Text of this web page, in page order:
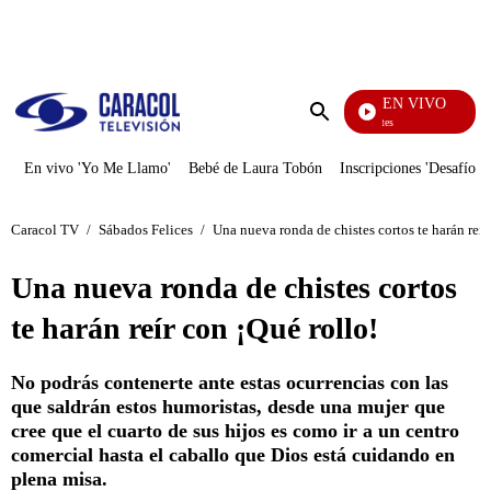
Enviar
EN VIVO
Los Informantes
En vivo 'Yo Me Llamo' Bebé de Laura Tobón Inscripciones 'Desafío'
Caracol TV / Sábados Felices / Una nueva ronda de chistes cortos te harán
Una nueva ronda de chistes cortos
te harán reír con ¡Qué rollo!
No podrás contenerte ante estas ocurrencias con las
que saldrán estos humoristas, desde una mujer que
cree que el cuarto de sus hijos es como ir a un centro
comercial hasta el caballo que Dios está cuidando en
plena misa.